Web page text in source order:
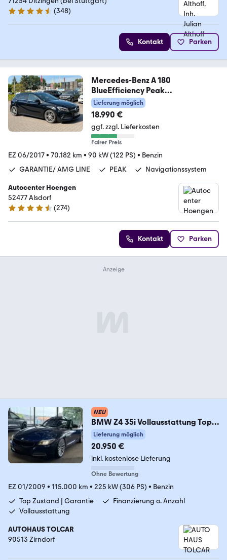
4.7 Sterne
(348)
Kontakt Parken
Mercedes-Benz A 180
BlueEfficiency Peak
Garantie*Amg Line*KeyL
Lieferung möglich
18.990 €
ggf. zzgl. Lieferkosten
Fairer Preis
EZ 06/2017• 70.182 km • 90 kW (122 PS) • Benzin
GARANTIE/ AMG LINE
PEAK Navigationssystem
Autocenter Hoengen
52477 Alsdorf
4.5 Sterne
(274)
Kontakt Parken
NEU
BMW Z4 35i Vollausstattung Top
Zustand Garantie
Lieferung möglich
20.950 €
inkl. kostenlose Lieferung
Ohne Bewertung
EZ 01/2009 • 115.000 km • 225 kW (306 PS) • Benzin
Top Zustand | Garantie
Finanzierung o. Anzahl
Vollausstattung
AUTOHAUS TOLCAR
90513 Zirndorf